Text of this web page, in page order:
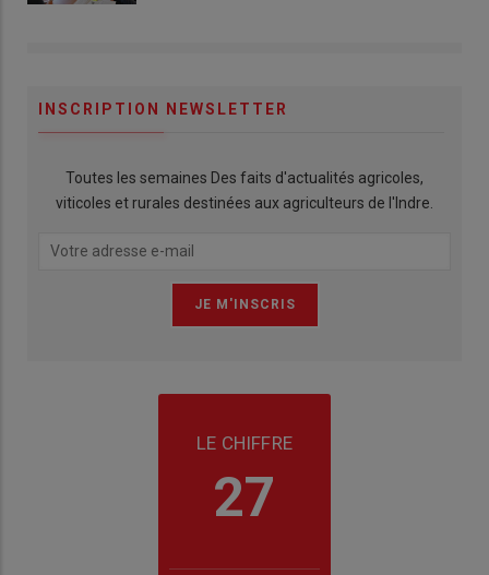
INSCRIPTION NEWSLETTER
Toutes les semaines Des faits d'actualités agricoles,
viticoles et rurales destinées aux agriculteurs de l'Indre.
LE CHIFFRE
27